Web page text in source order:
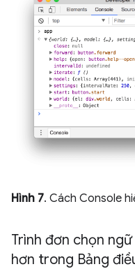
Hình 7. Cách Console
Trình đơn chọn
hơn trong Bảng